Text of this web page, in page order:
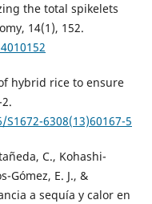
the total spikelets
14(1), 152.
hybrid rice to ensure
6308(13)60167-5
C., Kohashi-
Gómez, E. J., &
a sequía y calor en